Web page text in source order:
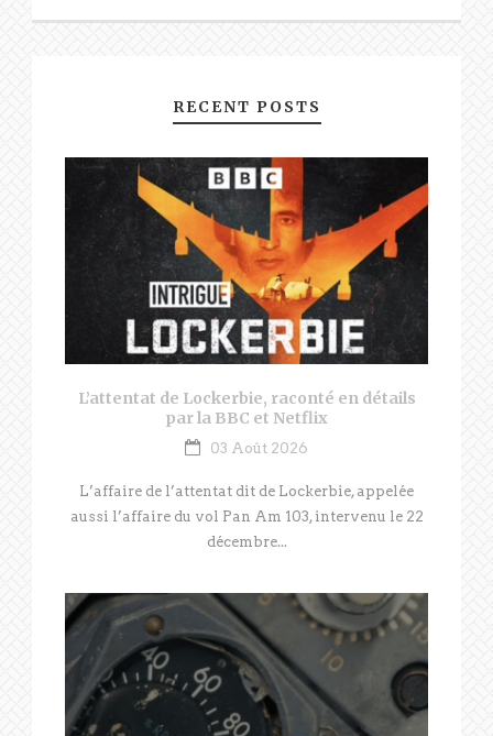
RECENT POSTS
L’attentat de Lockerbie, raconté en détails
par la BBC et Netflix
03 Août 2026
L’affaire de l’attentat dit de Lockerbie, appelée
aussi l’affaire du vol Pan Am 103, intervenu le 22
décembre...